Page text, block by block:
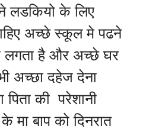
लडकियो के लिए
अच्छे स्कूल मे पढने
लगता है और अच्छे घर
अच्छा दहेज देना
की परेशानी
बाप को दिनरात